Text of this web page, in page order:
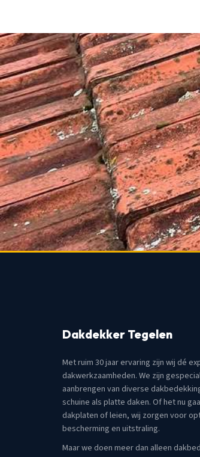
Dakdekker Tegelen
Met ruim 30 jaar ervaring zijn wij dé
dakwerkzaamheden. We zijn
aanbrengen van diverse
schuine als platte daken. Of het nu
dakplaten of leien, wij zorgen voor
bescherming en uitstraling.
Maar we doen meer dan alleen